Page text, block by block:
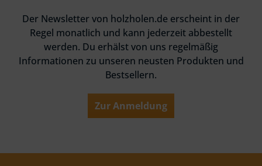
Der Newsletter von holzholen.de erscheint in der
Regel monatlich und kann jederzeit abbestellt
werden. Du erhälst von uns regelmäßig
Informationen zu unseren neusten Produkten und
Bestsellern.
Zur Anmeldung